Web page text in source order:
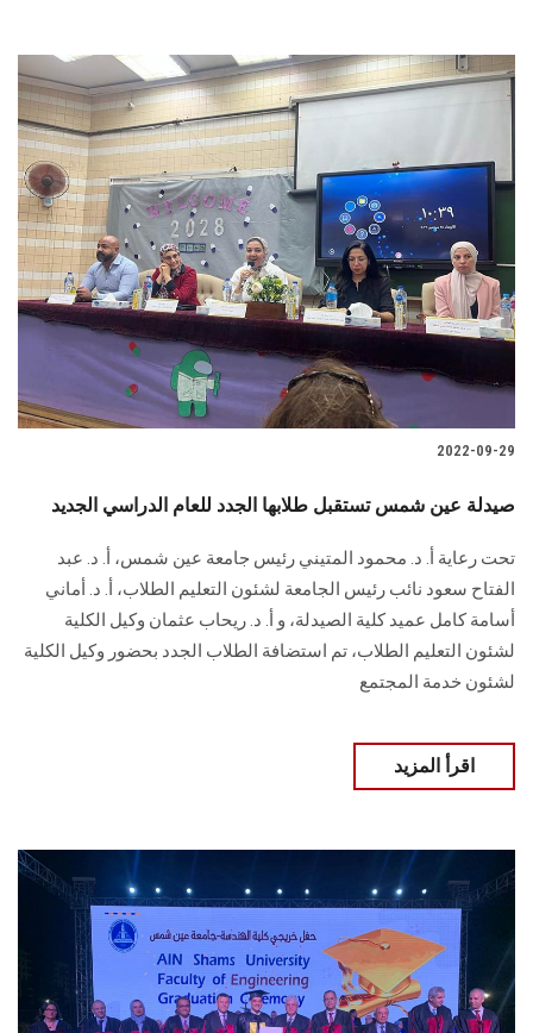
2022-09-29
صيدلة عين شمس تستقبل طلابها الجدد للعام الدراسي الجديد
تحت رعاية أ. د. محمود المتيني رئيس جامعة عين شمس، أ. د. عبد
الفتاح ‏سعود نائب رئيس الجامعة لشئون التعليم الطلاب، أ. د. أماني
أسامة كامل عميد كلية الصيدلة، و أ. د. ريحاب عثمان وكيل الكلية
لشئون التعليم الطلاب، تم استضافة الطلاب الجدد بحضور وكيل الكلية
لشئون خدمة المجتمع
اقرأ المزيد